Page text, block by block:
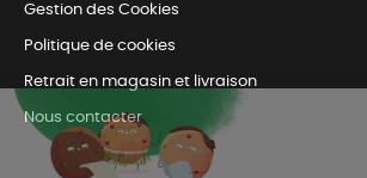
Gestion des Cookies
Politique de cookies
Retrait en magasin et livraison
Nous contacter